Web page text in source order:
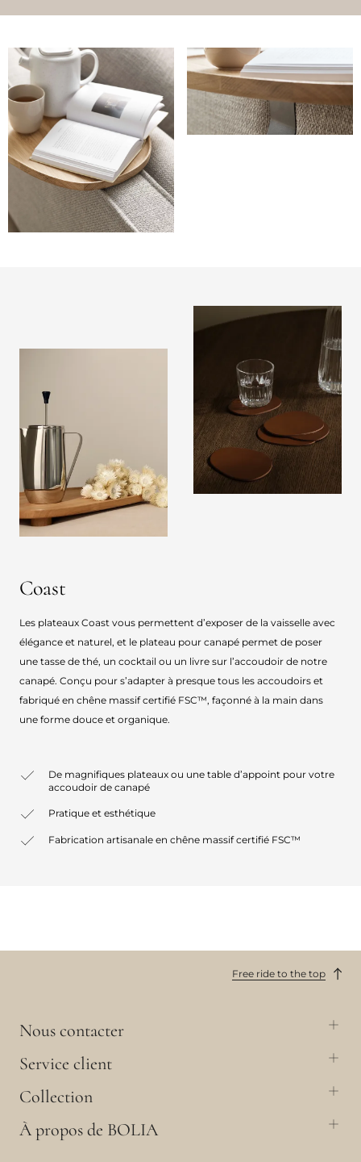
Coast
Les plateaux Coast vous permettent d’exposer de la vaisselle avec
élégance et naturel, et le plateau pour canapé permet de poser
une tasse de thé, un cocktail ou un livre sur l’accoudoir de notre
canapé. Conçu pour s’adapter à presque tous les accoudoirs et
fabriqué en chêne massif certifié FSC™, façonné à la main dans
une forme douce et organique.
De magnifiques plateaux ou une table d’appoint pour votre
accoudoir de canapé
Pratique et esthétique
Fabrication artisanale en chêne massif certifié FSC™
Free ride to the top
Nous contacter
Service client
Collection
À propos de BOLIA